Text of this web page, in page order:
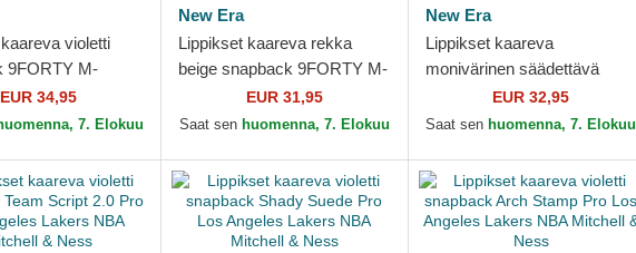
violetti
9FORTY M-
2025 Los
NBA New
EUR 34,95
7. Elokuu
New Era
Lippikset kaareva rekka
beige snapback 9FORTY M-
Crown A Frame Los Angeles
Lakers NBA New Era
EUR 31,95
Saat sen huomenna, 7. Elokuu
New Era
Lippikset kaareva
monivärinen säädettävä
nauha 9TWENTY Denim
Midi Los Angeles Lakers
EUR 32,95
Saat sen huomenna, 7. Elokuu